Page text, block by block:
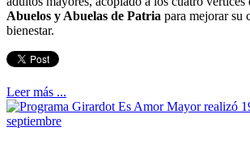
Abuelos y Abuelas de Patria para mejorar su
bienestar.
Leer más ...